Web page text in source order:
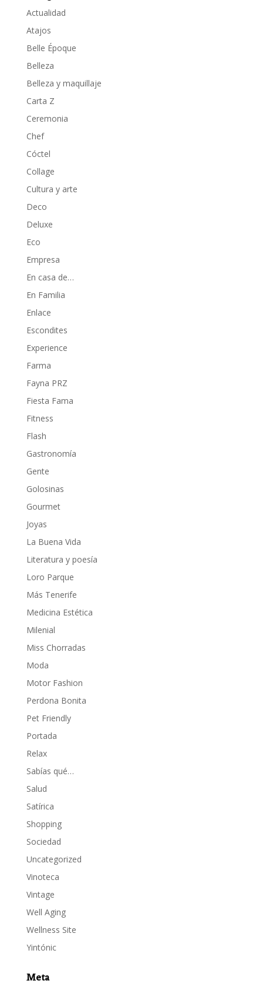
Actualidad
Atajos
Belle Époque
Belleza
Belleza y maquillaje
Carta Z
Ceremonia
Chef
Cóctel
Collage
Cultura y arte
Deco
Deluxe
Eco
Empresa
En casa de…
En Familia
Enlace
Escondites
Experience
Farma
Fayna PRZ
Fiesta Fama
Fitness
Flash
Gastronomía
Gente
Golosinas
Gourmet
Joyas
La Buena Vida
Literatura y poesía
Loro Parque
Más Tenerife
Medicina Estética
Milenial
Miss Chorradas
Moda
Motor Fashion
Perdona Bonita
Pet Friendly
Portada
Relax
Sabías qué…
Salud
Satírica
Shopping
Sociedad
Uncategorized
Vinoteca
Vintage
Well Aging
Wellness Site
Yintónic
Meta